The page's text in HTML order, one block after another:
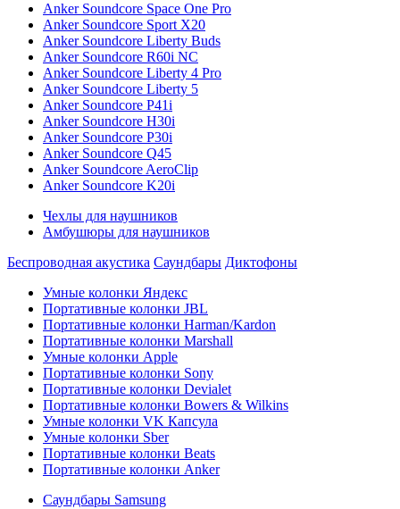
Anker Soundcore Space One Pro
Anker Soundcore Sport X20
Anker Soundcore Liberty Buds
Anker Soundcore R60i NC
Anker Soundcore Liberty 4 Pro
Anker Soundcore Liberty 5
Anker Soundcore P41i
Anker Soundcore H30i
Anker Soundcore P30i
Anker Soundcore Q45
Anker Soundcore AeroClip
Anker Soundcore K20i
Чехлы для наушников
Амбушюры для наушников
Беспроводная акустика Саундбары Диктофоны
Умные колонки Яндекс
Портативные колонки JBL
Портативные колонки Harman/Kardon
Портативные колонки Marshall
Умные колонки Apple
Портативные колонки Sony
Портативные колонки Devialet
Портативные колонки Bowers & Wilkins
Умные колонки VK Капсула
Умные колонки Sber
Портативные колонки Beats
Портативные колонки Anker
Саундбары Samsung